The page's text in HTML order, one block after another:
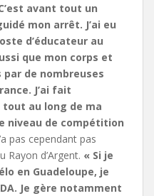
avant tout un
mon arrêt. J’ai eu
d’éducateur au
que mon corps et
de nombreuses
J’ai fait
au long de ma
niveau de compétition
pas cependant pas
d’Argent. « Si je
en Guadeloupe, je
Je gère notamment